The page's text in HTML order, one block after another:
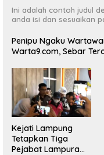
Ini adalah contoh judul
anda isi dan sesuaikan
Penipu Ngaku
Warta9.com, Sebar
Kejati Lampung
Tetapkan Tiga
Pejabat Lampura